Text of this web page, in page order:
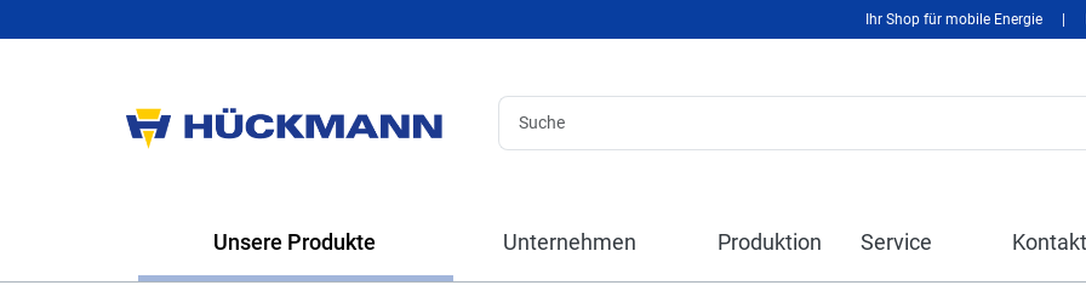
Ihr Shop für mobile Energie
Unsere Produkte Unternehmen Produktion Service Kontakt